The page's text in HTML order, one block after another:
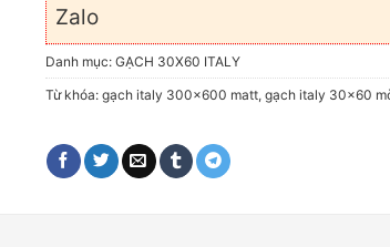
Danh mục: GẠCH 30X60 ITALY
Từ khóa: gạch italy 300x600 matt, gạch italy 30x60